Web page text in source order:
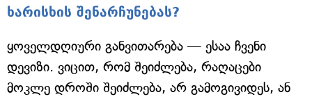
ხარისხის შენარჩუნებას?
ყოველდღიური განვითარება — ესაა ჩვენი
დევიზი. ვიცით, რომ შეიძლება, რაღაცები
მოკლე დროში შეიძლება, არ გამოგივიდეს, ან